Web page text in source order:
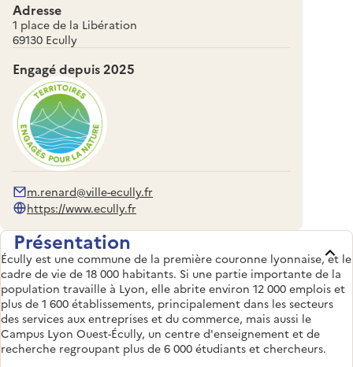
Adresse
1 place de la Libération
69130 Ecully
Engagé depuis2025
m.renard@ville-ecully.fr
https://www.ecully.fr
Présentation
Écully est une commune de la première couronne lyonnaise, et le
cadre de vie de 18 000 habitants. Si une partie importante de la
population travaille à Lyon, elle abrite environ 12 000 emplois et
plus de 1 600 établissements, principalement dans les secteurs
des services aux entreprises et du commerce, mais aussi le
Campus Lyon Ouest-Écully, un centre d'enseignement et de
recherche regroupant plus de 6 000 étudiants et chercheurs.